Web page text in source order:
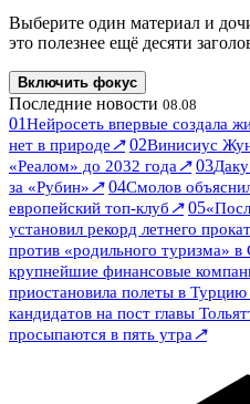
Выберите один материал и
это полезнее ещё десяти
Включить фокус
Последние новости 08.08
01Нейросеть впервые создала
нет в природе↗ 02Винисиус
«Реалом» до 2032 года↗ 03
за «Рубин»↗ 04Смолов
европейский топ-клуб↗ 05
установил рекорд летнего
против «родильного туризма»
крупнейшие финансовые
приостановила полеты в
кандидатов на пост главы
просыпаются в пять утра↗